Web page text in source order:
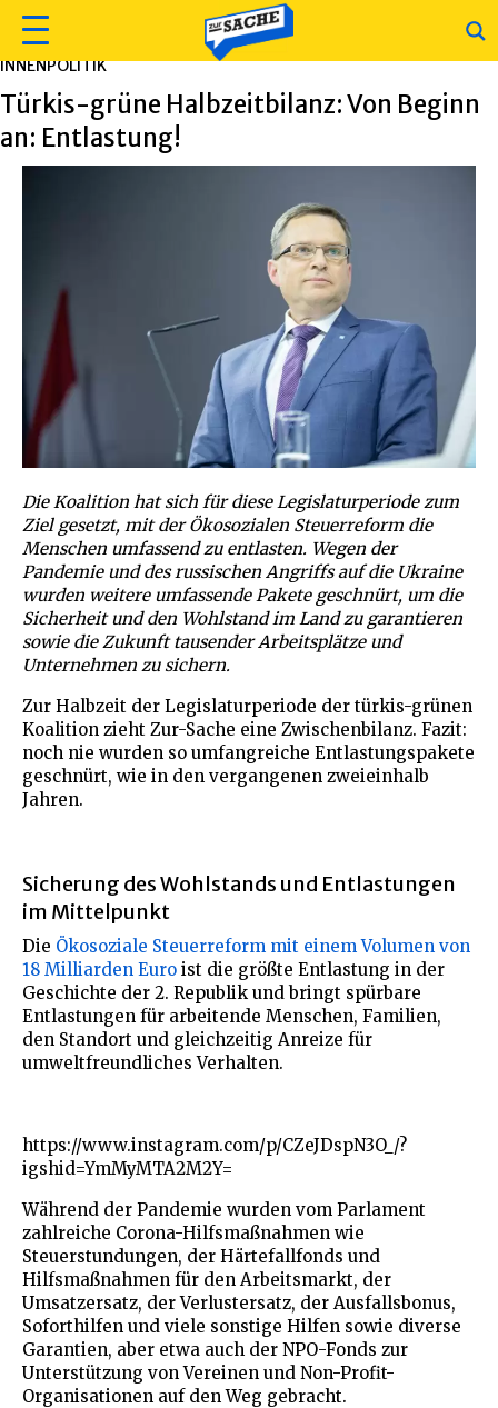
INNENPOLITIK
Türkis-grüne Halbzeitbilanz: Von Beginn
an: Entlastung!
Die Koalition hat sich für diese Legislaturperiode zum
Ziel gesetzt, mit der Ökosozialen Steuerreform die
Menschen umfassend zu entlasten. Wegen der
Pandemie und des russischen Angriffs auf die Ukraine
wurden weitere umfassende Pakete geschnürt, um die
Sicherheit und den Wohlstand im Land zu garantieren
sowie die Zukunft tausender Arbeitsplätze und
Unternehmen zu sichern.
Zur Halbzeit der Legislaturperiode der türkis-grünen
Koalition zieht Zur-Sache eine Zwischenbilanz. Fazit:
noch nie wurden so umfangreiche Entlastungspakete
geschnürt, wie in den vergangenen zweieinhalb
Jahren.
Sicherung des Wohlstands und Entlastungen
im Mittelpunkt
Die Ökosoziale Steuerreform mit einem Volumen von
18 Milliarden Euro ist die größte Entlastung in der
Geschichte der 2. Republik und bringt spürbare
Entlastungen für arbeitende Menschen, Familien,
den Standort und gleichzeitig Anreize für
umweltfreundliches Verhalten.
https://www.instagram.com/p/CZeJDspN3O_/?
igshid=YmMyMTA2M2Y=
Während der Pandemie wurden vom Parlament
zahlreiche Corona-Hilfsmaßnahmen wie
Steuerstundungen, der Härtefallfonds und
Hilfsmaßnahmen für den Arbeitsmarkt, der
Umsatzersatz, der Verlustersatz, der Ausfallsbonus,
Soforthilfen und viele sonstige Hilfen sowie diverse
Garantien, aber etwa auch der NPO-Fonds zur
Unterstützung von Vereinen und Non-Profit-
Organisationen auf den Weg gebracht.